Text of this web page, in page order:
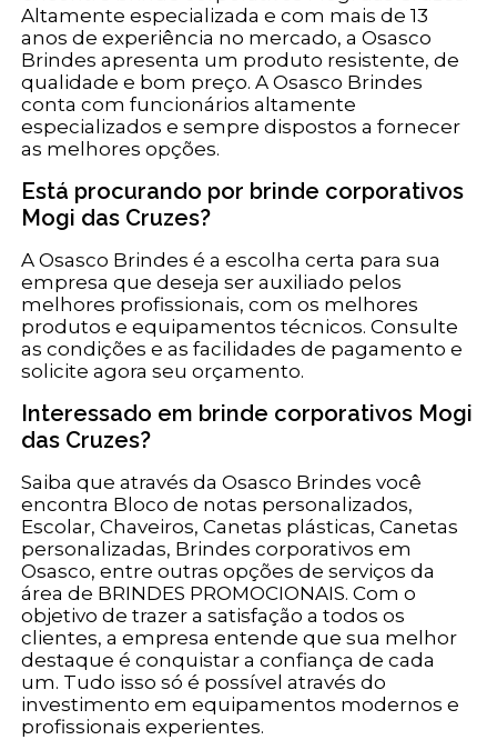
Altamente especializada e com mais de 13
anos de experiência no mercado, a Osasco
Brindes apresenta um produto resistente, de
qualidade e bom preço. A Osasco Brindes
conta com funcionários altamente
especializados e sempre dispostos a fornecer
as melhores opções.
Está procurando por brinde corporativos
Mogi das Cruzes?
A Osasco Brindes é a escolha certa para sua
empresa que deseja ser auxiliado pelos
melhores profissionais, com os melhores
produtos e equipamentos técnicos. Consulte
as condições e as facilidades de pagamento e
solicite agora seu orçamento.
Interessado em brinde corporativos Mogi
das Cruzes?
Saiba que através da Osasco Brindes você
encontra Bloco de notas personalizados,
Escolar, Chaveiros, Canetas plásticas, Canetas
personalizadas, Brindes corporativos em
Osasco, entre outras opções de serviços da
área de BRINDES PROMOCIONAIS. Com o
objetivo de trazer a satisfação a todos os
clientes, a empresa entende que sua melhor
destaque é conquistar a confiança de cada
um. Tudo isso só é possível através do
investimento em equipamentos modernos e
profissionais experientes.